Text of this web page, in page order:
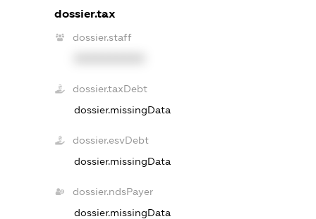
dossier.tax
dossier.staff
dossier.taxDebt
dossier.missingData
dossier.esvDebt
dossier.missingData
dossier.ndsPayer
dossier.missingData